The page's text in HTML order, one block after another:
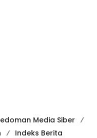
Media Siber
Indeks Berita